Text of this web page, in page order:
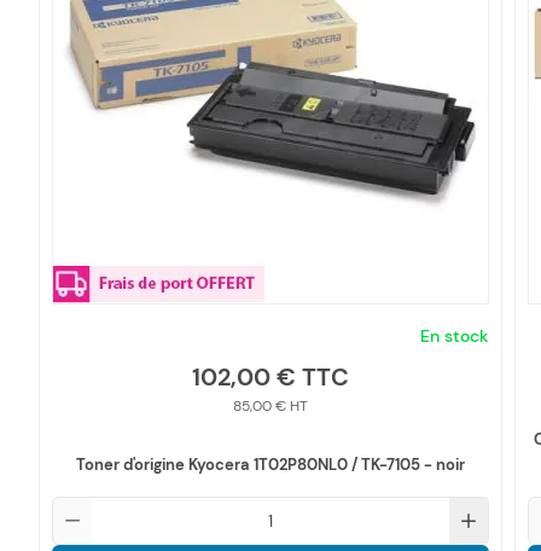
En stock
102,00 €
85,00 €
Toner d'origine Kyocera 1T02P80NL0 / TK-7105 - noir